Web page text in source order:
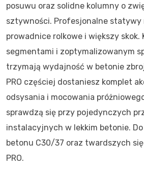
posuwu oraz solidne kolumny o
sztywności. Profesjonalne statywy
prowadnice rolkowe i większy skok.
segmentami i zoptymalizowanym
trzymają wydajność w betonie
PRO częściej dostaniesz komplet
odsysania i mocowania
sprawdzą się przy pojedynczych
instalacyjnych w lekkim betonie.
betonu C30/37 oraz twardszych
PRO.